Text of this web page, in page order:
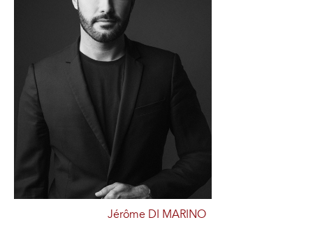
Jérôme DI MARINO